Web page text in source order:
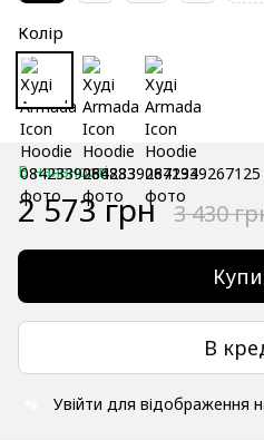
Колір
В наявності
2 573 грн 3 430
В
Увійти для відображення